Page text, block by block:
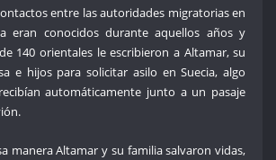
entre las autoridades migratorias en
eran conocidos durante aquellos años y
140 orientales le escribieron a Altamar, su
e hijos para solicitar asilo en Suecia, algo
automáticamente junto a un pasaje
manera Altamar y su familia salvaron vidas,